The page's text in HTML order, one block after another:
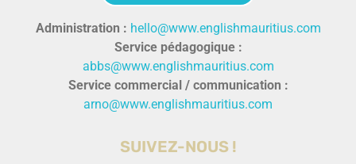
Administration : hello@www.englishmauritius.com
Service pédagogique :
abbs@www.englishmauritius.com
Service commercial / communication :
arno@www.englishmauritius.com
SUIVEZ-NOUS !